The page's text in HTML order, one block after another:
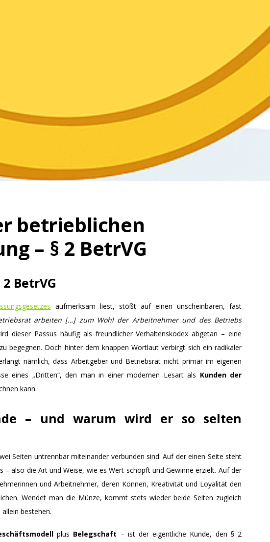
betrieblichen
– § 2 BetrVG
BetrVG
aufmerksam liest, stößt auf einen unscheinbaren, fast
arbeiten […] zum Wohl der Arbeitnehmer und des Betriebs
dieser Passus häufig als freundlicher Verhaltenskodex abgetan – eine
begegnen. Doch hinter dem knappen Wortlaut verbirgt sich ein radikaler
nämlich, dass Arbeitgeber und Betriebsrat nicht primär im eigenen
eines „Dritten“, den man in einer modernen Lesart als Kunden der
kann.
– und warum wird er so selten
Seiten untrennbar miteinander verbunden sind: Auf der einen Seite steht
– also die Art und Weise, wie es Wert schöpft und Gewinne erzielt. Auf der
und Arbeitnehmer, deren Können, Kreativität und Loyalität den
Wendet man die Münze, kommt stets wieder beide Seiten zugleich
bestehen.
plus Belegschaft – ist der eigentliche Kunde, den § 2